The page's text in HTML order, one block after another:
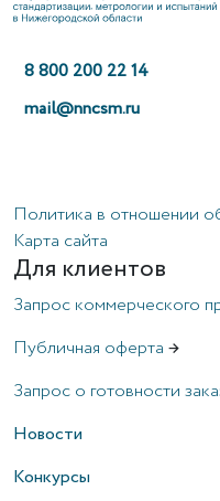
8 800 200 22 14
mail@nncsm.ru
Политика в отношении
Карта сайта
Для клиентов
Запрос коммерческого
Публичная оферта →
Запрос о готовности
Новости
Конкурсы